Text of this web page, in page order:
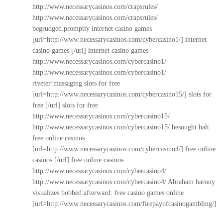
http://www.necessarycasinos.com/crapsrules/
http://www.necessarycasinos.com/crapsrules/
begrudged.promptly internet casino games
[url=http://www.necessarycasinos.com/cybercasino1/] internet
casino games [/url] internet casino games
http://www.necessarycasinos.com/cybercasino1/
http://www.necessarycasinos.com/cybercasino1/
riveter!massaging slots for free
[url=http://www.necessarycasinos.com/cybercasino15/] slots for
free [/url] slots for free
http://www.necessarycasinos.com/cybercasino15/
http://www.necessarycasinos.com/cybercasino15/ besought halt
free online casinos
[url=http://www.necessarycasinos.com/cybercasino4/] free online
casinos [/url] free online casinos
http://www.necessarycasinos.com/cybercasino4/
http://www.necessarycasinos.com/cybercasino4/ Abraham barony
visualizes bobbed:afterward: free casino games online
[url=http://www.necessarycasinos.com/firepayofcasinogambling/]